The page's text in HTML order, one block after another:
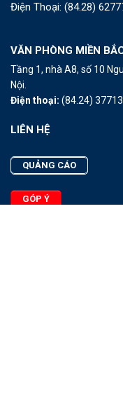
Điện Thoại: (84.28)
VĂN PHÒNG MIỀN
Tầng 1, nhà A8, số 10
Nội.
Điện thoại: (84.24)
LIÊN HỆ
QUẢNG CÁO
GÓP Ý